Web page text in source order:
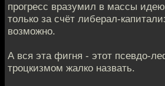
прогресс вразумил в массы
только за счёт либерал-
возможно.
А вся эта фигня - этот псевдо-
троцкизмом жалко назвать.